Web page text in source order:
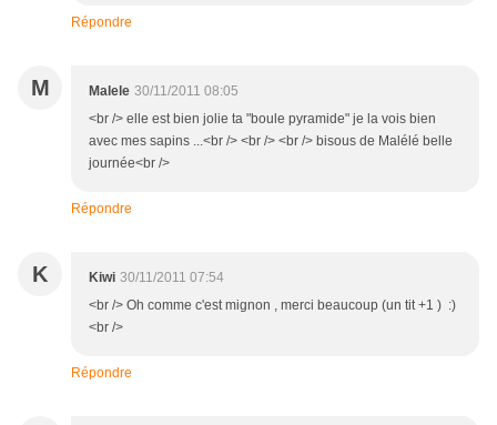
Répondre
M Malele 30/11/2011 08:05
<br /> elle est bien jolie ta "boule pyramide" je la vois bien
avec mes sapins ...<br /> <br /> <br /> bisous de Malélé belle
journée<br />
Répondre
K Kiwi 30/11/2011 07:54
<br /> Oh comme c'est mignon , merci beaucoup (un tit +1 ) :)
<br />
Répondre